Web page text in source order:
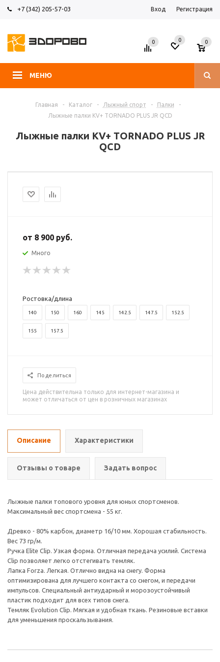
+7 (342) 205-57-03 Вход Регистрация
МЕНЮ
0 0 0
Главная - Каталог - Лыжный спорт - Палки
-
Лыжные палки KV+ TORNADO PLUS JR QCD
Лыжные палки KV+ TORNADO PLUS JR
QCD
от 8 900 руб.
Много
Ростовка/длина
140 150 160 145 142.5 147.5 152.5
155 157.5
Поделиться
Цена действительна только для интернет-магазина и
может отличаться от цен в розничных магазинах
Описание Характеристики
Отзывы о товаре Задать вопрос
Лыжные палки топового уровня для юных спортсменов.
Максимальный вес спортсмена - 55 кг.
Древко - 80% карбон, диаметр 16/10 мм. Хорошая стабильность.
Вес 73 гр/м.
Ручка Elite Clip. Узкая форма. Отличная передача усилий. Система
Clip позволяет легко отстегивать темляк.
Лапка Forza. Легкая. Отлично видна на снегу. Форма
оптимизирована для лучшего контакта со снегом, и передачи
импульсов. Специальный антиударный и морозоустойчивый
пластик подходит для всех типов снега.
Темляк Evolution Clip. Мягкая и удобная ткань. Резиновые вставки
для уменьшения проскальзывания.